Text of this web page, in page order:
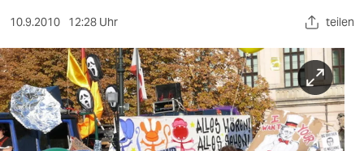
sport
berlin
nord
wahrheit
10.9.2010 12:28 Uhr teilen